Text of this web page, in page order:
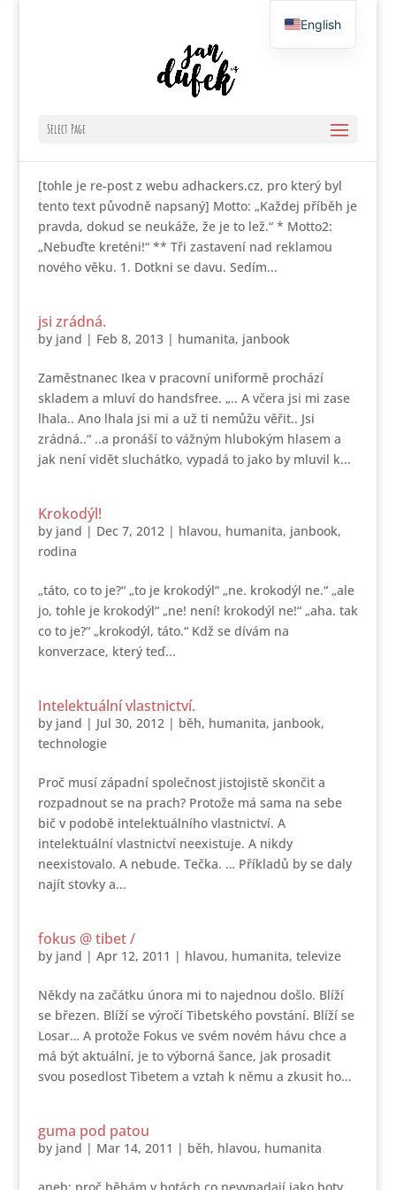
Select Page
Navoněná zdechlina 3.0 ?
[tohle je re-post z webu adhackers.cz, pro který byl
tento text původně napsaný] Motto: „Každej příběh je
pravda, dokud se neukáže, že je to lež.“ * Motto2:
„Nebuďte kreténi!“ ** Tři zastavení nad reklamou
nového věku. 1. Dotkni se davu. Sedím...
jsi zrádná.
by jand | Feb 8, 2013| humanita, janbook
Zaměstnanec Ikea v pracovní uniformě prochází
skladem a mluví do handsfree. „.. A včera jsi mi zase
lhala.. Ano lhala jsi mi a už ti nemůžu věřit.. Jsi
zrádná..“ ..a pronáší to vážným hlubokým hlasem a
jak není vidět sluchátko, vypadá to jako by mluvil k...
Krokodýl!
by jand | Dec 7, 2012| hlavou, humanita, janbook,
rodina
„táto, co to je?“ „to je krokodýl“ „ne. krokodýl ne.“ „ale
jo, tohle je krokodýl“ „ne! není! krokodýl ne!“ „aha. tak
co to je?“ „krokodýl, táto.“ Kdž se dívám na
konverzace, který teď...
Intelektuální vlastnictví.
by jand | Jul 30, 2012| běh, humanita, janbook,
technologie
Proč musí západní společnost jistojistě skončit a
rozpadnout se na prach? Protože má sama na sebe
bič v podobě intelektuálního vlastnictví. A
intelektuální vlastnictví neexistuje. A nikdy
neexistovalo. A nebude. Tečka. … Příkladů by se daly
najít stovky a...
fokus @ tibet /
by jand | Apr 12, 2011 | hlavou, humanita, televize
Někdy na začátku února mi to najednou došlo. Blíží
se březen. Blíží se výročí Tibetského povstání. Blíží se
Losar… A protože Fokus ve svém novém hávu chce a
má být aktuální, je to výborná šance, jak prosadit
svou posedlost Tibetem a vztah k němu a zkusit ho...
guma pod patou
by jand | Mar 14, 2011 | běh, hlavou, humanita
English